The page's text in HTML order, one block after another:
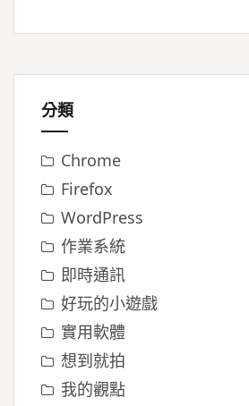
分類
Chrome
Firefox
WordPress
作業系統
即時通訊
好玩的小遊戲
實用軟體
想到就拍
我的觀點